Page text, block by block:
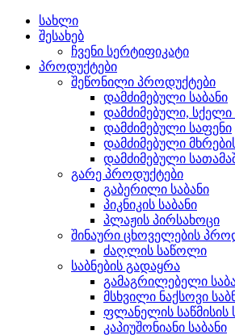
სახლი
შესახებ
ჩვენი სერტიფიკატი
პროდუქტები
შეწონილი პროდუქტები
დამძიმებული საბანი
დამძიმებული, სქელი
დამძიმებული საფენი
დამძიმებული
დამძიმებული
გარე პროდუქტები
გაბერილი საბანი
პიკნიკის საბანი
პლაჟის პირსახოცი
შინაური ცხოველების
ძაღლის საწოლი
საბნების გადაყრა
გამაგრილებელი
მსხვილი ნაქსოვი
ფლანელის საწმისის
კაპიუშონიანი საბანი